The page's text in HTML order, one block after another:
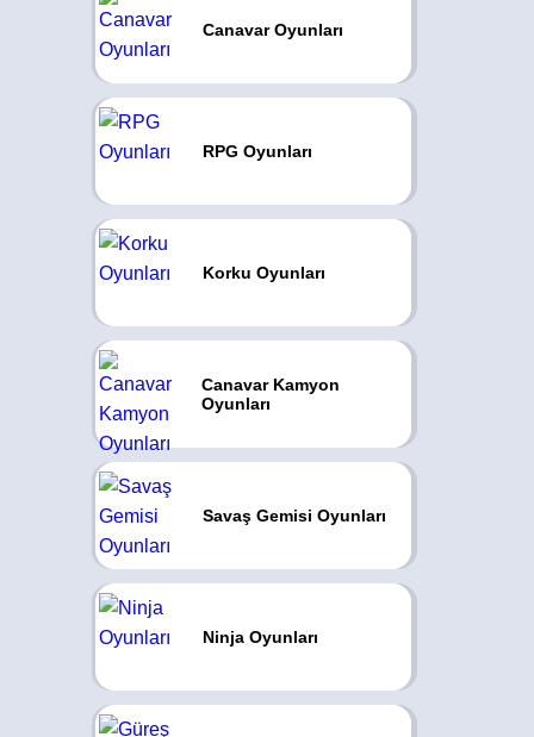
Canavar Oyunları
RPG Oyunları
Korku Oyunları
Canavar Kamyon
Oyunları
Savaş Gemisi Oyunları
Ninja Oyunları